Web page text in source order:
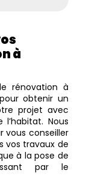
à
rénovation à
pour obtenir un
projet avec
Nous
vous conseiller
vos travaux de
à la pose de
par le